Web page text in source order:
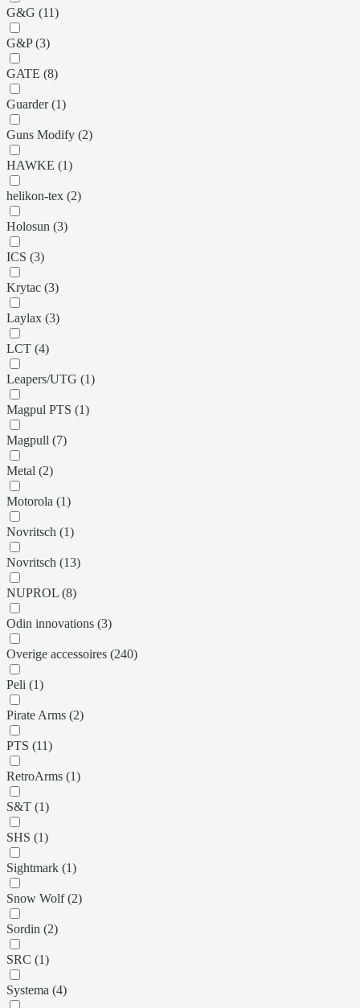
G&G (11)
G&P (3)
GATE (8)
Guarder (1)
Guns Modify (2)
HAWKE (1)
helikon-tex (2)
Holosun (3)
ICS (3)
Krytac (3)
Laylax (3)
LCT (4)
Leapers/UTG (1)
Magpul PTS (1)
Magpull (7)
Metal (2)
Motorola (1)
Novritsch (1)
Novritsch (13)
NUPROL (8)
Odin innovations (3)
Overige accessoires (240)
Peli (1)
Pirate Arms (2)
PTS (11)
RetroArms (1)
S&T (1)
SHS (1)
Sightmark (1)
Snow Wolf (2)
Sordin (2)
SRC (1)
Systema (4)